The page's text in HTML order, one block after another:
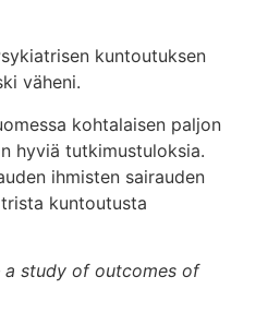
kuntoutuksen
väheni.
kohtalaisen paljon
hyviä tutkimustuloksia.
ihmisten sairauden
kuntoutusta
a study of outcomes of